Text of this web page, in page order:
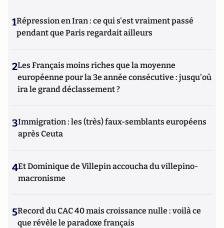
1Répression en Iran : ce qui s'est vraiment passé
pendant que Paris regardait ailleurs
2Les Français moins riches que la moyenne
européenne pour la 3e année consécutive : jusqu'où
ira le grand déclassement ?
3Immigration : les (très) faux-semblants européens
après Ceuta
4Et Dominique de Villepin accoucha du villepino-
macronisme
5Record du CAC 40 mais croissance nulle : voilà ce
que révèle le paradoxe français